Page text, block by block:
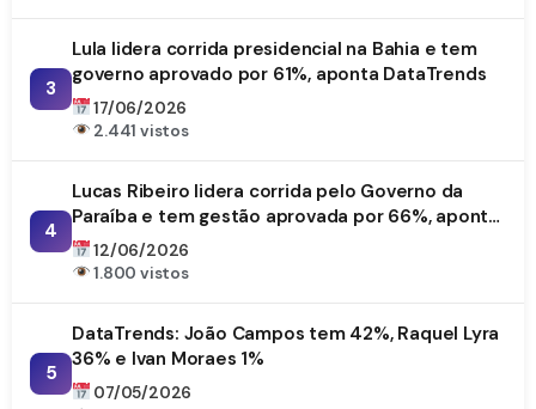
3
Lula lidera corrida presidencial na Bahia e tem
governo aprovado por 61%, aponta DataTrends
17/06/2026
2.441 vistos
4
Lucas Ribeiro lidera corrida pelo Governo da
Paraíba e tem gestão aprovada por 66%, aponta
DataTrends
12/06/2026
1.800 vistos
5
DataTrends: João Campos tem 42%, Raquel Lyra
36% e Ivan Moraes 1%
07/05/2026